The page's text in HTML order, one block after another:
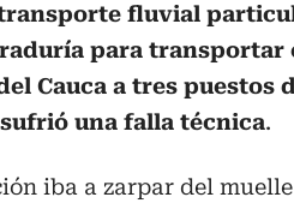
fluvial
para transportar
Cauca a tres puestos
una falla técnica.
iba a zarpar del